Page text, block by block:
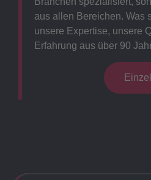
aus allen Bereichen. Was
unsere Expertise, unsere
Erfahrung aus über 90